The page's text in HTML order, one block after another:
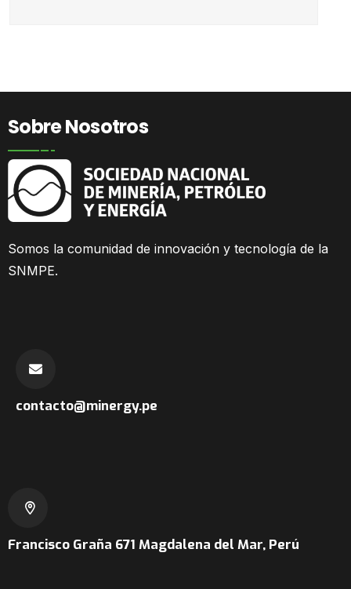
Sobre Nosotros
Somos la comunidad de innovación y tecnología de la
SNMPE.
contacto@minergy.pe
Francisco Graña 671 Magdalena del Mar, Perú